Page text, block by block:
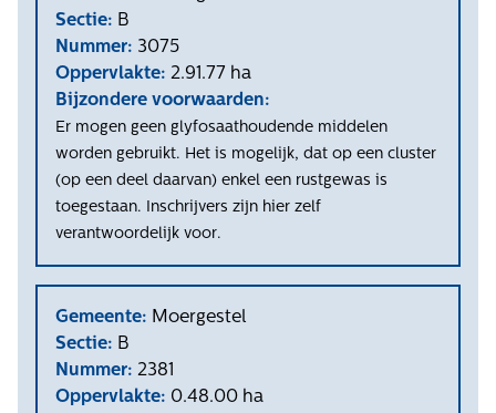
Sectie: B
Nummer: 3075
Oppervlakte: 2.91.77 ha
Bijzondere voorwaarden:
Er mogen geen glyfosaathoudende middelen
worden gebruikt. Het is mogelijk, dat op een cluster
(op een deel daarvan) enkel een rustgewas is
toegestaan. Inschrijvers zijn hier zelf
verantwoordelijk voor.
Gemeente: Moergestel
Sectie: B
Nummer: 2381
Oppervlakte: 0.48.00 ha